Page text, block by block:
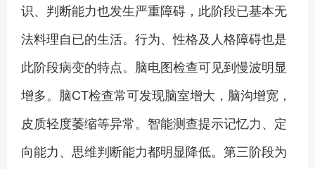
识、判断能力也发生严重障碍，此阶段已基本无
法料理自已的生活。行为、性格及人格障碍也是
此阶段病变的特点。脑电图检查可见到慢波明显
增多。脑CT检查常可发现脑室增大，脑沟增宽，
皮质轻度萎缩等异常。智能测查提示记忆力、定
向能力、思维判断能力都明显降低。第三阶段为